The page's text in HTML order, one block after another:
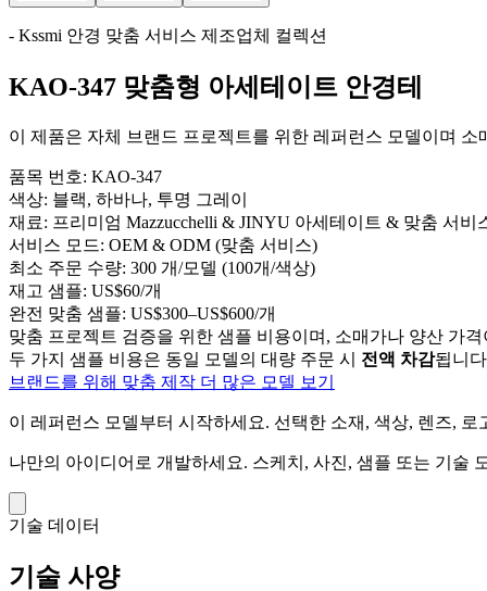
- Kssmi 안경 맞춤 서비스 제조업체 컬렉션
KAO-347 맞춤형 아세테이트 안경테
이 제품은 자체 브랜드 프로젝트를 위한 레퍼런스 모델이며
품목 번호: KAO-347
색상: 블랙, 하바나, 투명 그레이
재료: 프리미엄 Mazzucchelli & JINYU 아세테이트 & 맞춤 서비
서비스 모드: OEM & ODM (맞춤 서비스)
최소 주문 수량: 300 개/모델 (100개/색상)
재고 샘플: US$60/개
완전 맞춤 샘플: US$300–US$600/개
맞춤 프로젝트 검증을 위한 샘플 비용이며, 소매가나 양산 가
두 가지 샘플 비용은 동일 모델의 대량 주문 시 전액 차감됩니
브랜드를 위해 맞춤 제작 더 많은 모델 보기
이 레퍼런스 모델부터 시작하세요. 선택한 소재, 색상, 렌즈, 로
나만의 아이디어로 개발하세요. 스케치, 사진, 샘플 또는 기술
기술 데이터
기술 사양